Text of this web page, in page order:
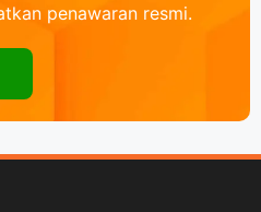
penawaran resmi.